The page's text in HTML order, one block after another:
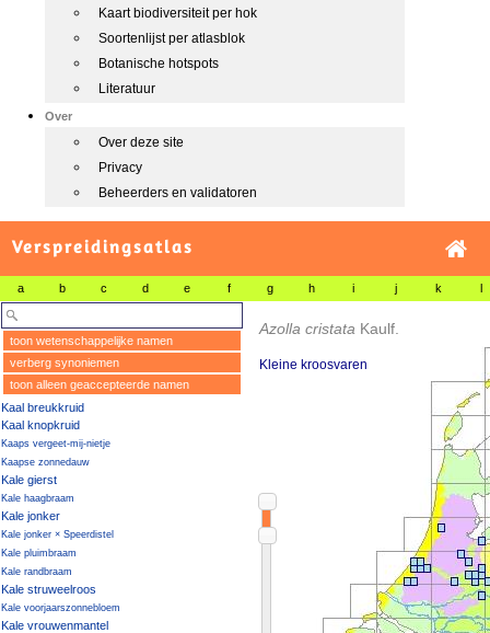
Kaart biodiversiteit per hok
Soortenlijst per atlasblok
Botanische hotspots
Literatuur
Over
Over deze site
Privacy
Beheerders en validatoren
Verspreidingsatlas
a b c d e f g h i j k l
toon wetenschappelijke namen
verberg synoniemen
toon alleen geaccepteerde namen
Kaal breukkruid
Kaal knopkruid
Kaaps vergeet-mij-nietje
Kaapse zonnedauw
Kale gierst
Kale haagbraam
Kale jonker
Kale jonker × Speerdistel
Kale pluimbraam
Kale randbraam
Kale struweelroos
Kale voorjaarszonnebloem
Kale vrouwenmantel
Azolla cristata Kaulf.
Kleine kroosvaren